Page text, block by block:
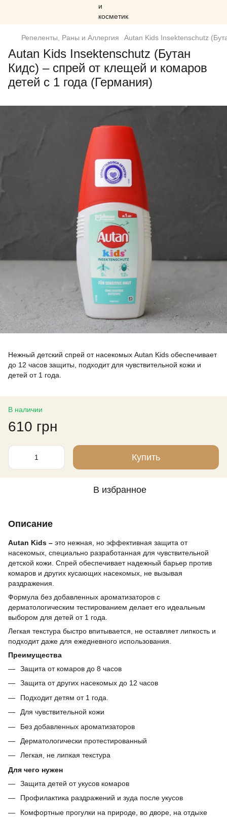
Репеленты, Раны и Аллергия Autan Kids Insektenschutz
Autan Kids Insektenschutz (Бутан
Кидс) – спрей от клещей и комаров
детей с 1 года (Германия)
Нежный детский спрей от насекомых Autan Kids обеспечивает
до 12 часов защиты, подходит для чувствительной кожи и
детей от 1 года.
В наличии
610 грн
Купить
В избранное
Описание
Autan Kids – это нежная, но эффективная защита от
насекомых, специально разработанная для чувствительной
детской кожи. Спрей обеспечивает надежный барьер против
комаров и других кусающих насекомых, не вызывая
раздражения.
Формула без добавленных ароматизаторов с
дерматологическим тестированием делает его идеальным
выбором для детей от 1 года.
Легкая текстура быстро впитывается, не оставляет липкость и
подходит даже для ежедневного использования.
Преимущества
Защита от комаров до 8 часов
Защита от других насекомых до 12 часов
Подходит детям от 1 года.
Для чувствительной кожи
Без добавленных ароматизаторов
Дерматологически протестированный
Легкая, не липкая текстура
Для чего нужен
Защита детей от укусов комаров
Профилактика раздражений и зуда после укусов
Комфортные прогулки на природе, во дворе, на отдыхе